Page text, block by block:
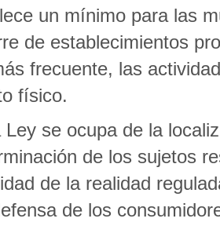
un mínimo para las
de establecimientos
frecuente, las
físico.
Ley se ocupa de la
de los sujetos
de la realidad
de los